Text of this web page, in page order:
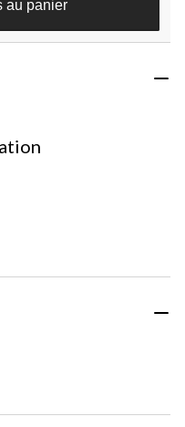
au panier